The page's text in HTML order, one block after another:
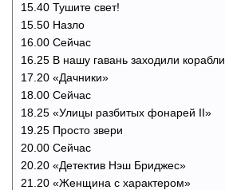
15.40 Тушите свет!
15.50 Назло
16.00 Сейчас
16.25 В нашу гавань заходили корабли
17.20 «Дачники»
18.00 Сейчас
18.25 «Улицы разбитых фонарей II»
19.25 Просто звери
20.00 Сейчас
20.20 «Детектив Нэш Бриджес»
21.20 «Женщина с характером»